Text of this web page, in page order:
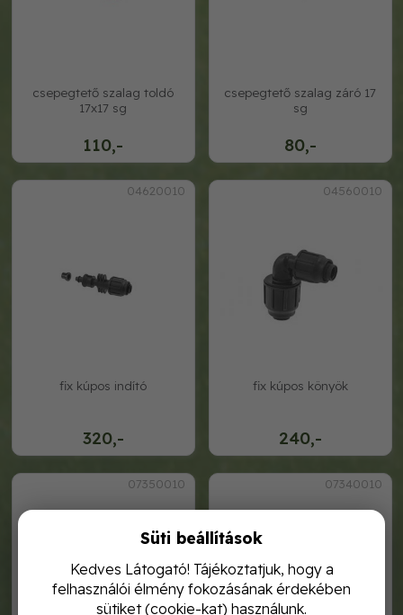
110,-
csepegtető szalag toldó
17x17 sg
80,-
csepegtető szalag záró 17
sg
04620010
320,-
fix kúpos indító
04560010
240,-
fix kúpos könyök
07350010 07340010
Süti beállítások
Kedves Látogató! Tájékoztatjuk, hogy a
felhasználói élmény fokozásának érdekében
sütiket (cookie-kat) használunk.